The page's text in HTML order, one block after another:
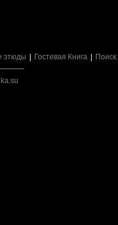
этюды Гостевая Книга Поиск